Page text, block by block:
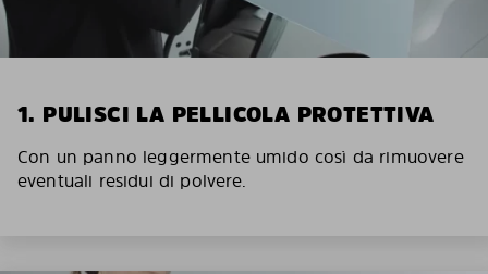
1. PULISCI LA PELLICOLA PROTETTIVA
Con un panno leggermente umido così da rimuovere
eventuali residui di polvere.